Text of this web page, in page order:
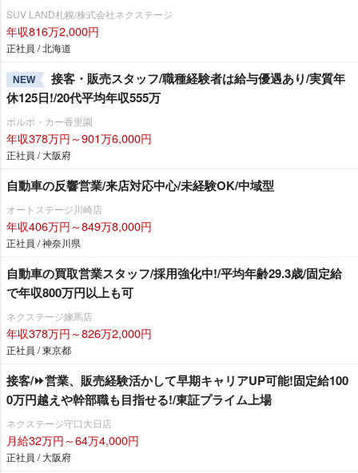
SUV LAND札幌/株式会社ネクステージ
年収816万2,000円
正社員 / 北海道
NEW
接客・販売スタッフ/職種経験者は給与優遇あり/実質年
休125日!/20代平均年収555万
ボルボ・カー香里園
年収378万円～901万6,000円
正社員 / 大阪府
自動車の反響営業/来店対応中心/未経験OK/中域型
オートステージ川崎店
年収406万円～849万8,000円
正社員 / 神奈川県
自動車の買取営業スタッフ/採用強化中!/平均年齢29.3歳/固定給
で年収800万円以上も可
ネクステージ練馬店
年収378万円～826万2,000円
正社員 / 東京都
接客/⏩️営業、販売経験活かして早期キャリアUP可能!固定給100
0万円越えや幹部職も目指せる!/東証プライム上場
ネクステージ守口大日店
月給32万円～64万4,000円
正社員 / 大阪府